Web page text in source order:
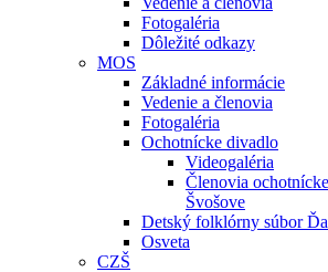
Fotogaléria
Dôležité odkazy
MOS
Základné informácie
Vedenie a členovia
Fotogaléria
Ochotnícke divadlo
Videogaléria
Členovia
Švošove
Detský folklórny súbor
Osveta
CZŠ